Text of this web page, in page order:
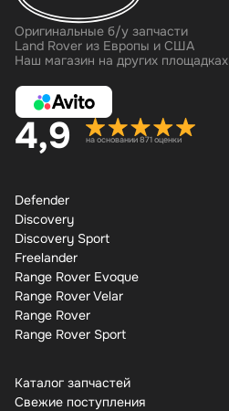
Оригинальные б/у запчасти
Land Rover из Европы и США
Наш магазин на других площадках
4,9 на основании 871 оценки
Defender
Discovery
Discovery Sport
Freelander
Range Rover Evoque
Range Rover Velar
Range Rover
Range Rover Sport
Каталог запчастей
Свежие поступления